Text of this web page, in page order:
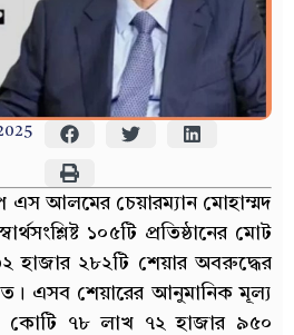
আলমের চেয়ারম্যান মোহাম্মদ
১০৫টি প্রতিষ্ঠানের মোট
২৮২টি শেয়ার অবরুদ্ধের
এসব শেয়ারের আনুমানিক মূল্য
কোটি ৭৮ লাখ ৭২ হাজার ৯৫০